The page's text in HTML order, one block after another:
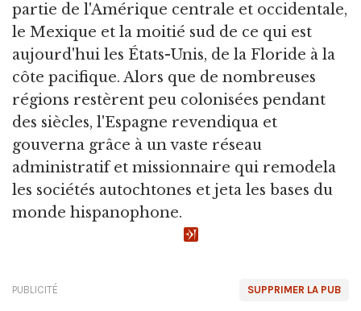
partie de l'Amérique centrale et occidentale,
le Mexique et la moitié sud de ce qui est
aujourd'hui les États-Unis, de la Floride à la
côte pacifique. Alors que de nombreuses
régions restèrent peu colonisées pendant
des siècles, l'Espagne revendiqua et
gouverna grâce à un vaste réseau
administratif et missionnaire qui remodela
les sociétés autochtones et jeta les bases du
monde hispanophone.
SUPPRIMER LA PUB
PUBLICITÉ